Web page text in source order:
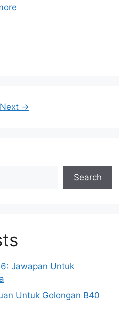
Next →
Search
Jawapan Untuk
Untuk Golongan B40